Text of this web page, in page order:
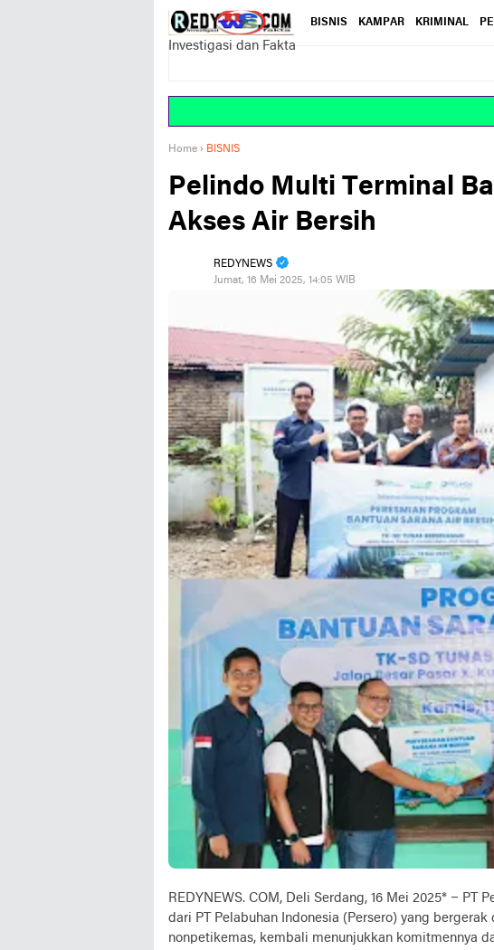
Investigasi dan Fakta
BISNIS KAMPAR KRIMINAL
Home › BISNIS
Pelindo Multi Terminal
Akses Air Bersih
REDYNEWS
Jumat, 16 Mei 2025, 14:05 WIB
REDYNEWS. COM, Deli Serdang, 16 Mei 2025* – PT
dari PT Pelabuhan Indonesia (Persero) yang
nonpetikemas, kembali menunjukkan komitmennya